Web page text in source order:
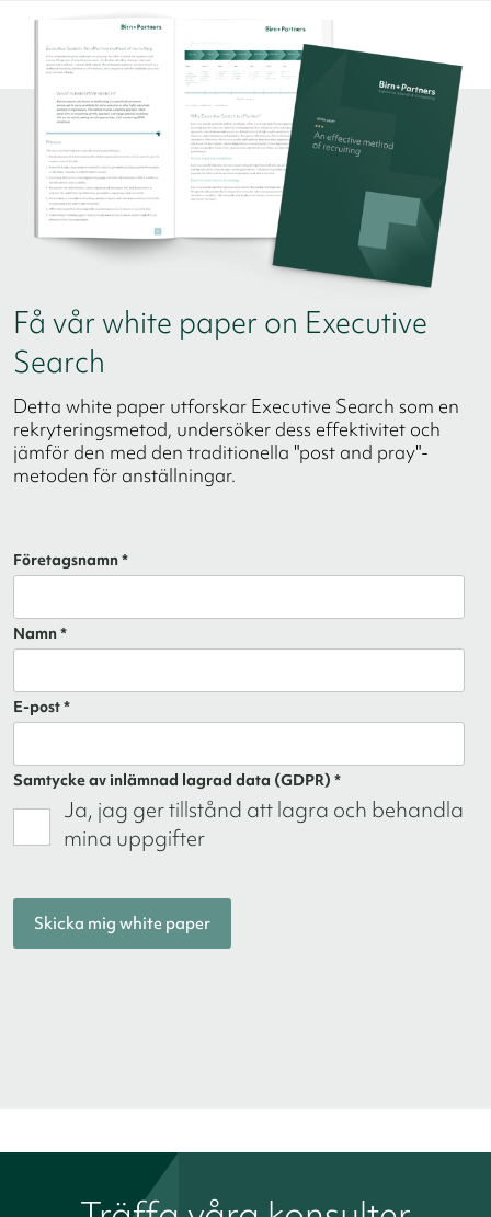
Få vår white paper on Executive
Search
Detta white paper utforskar Executive Search som en
rekryteringsmetod, undersöker dess effektivitet och
jämför den med den traditionella "post and pray"-
metoden för anställningar.
Företagsnamn *
Namn *
E-post *
Samtycke av inlämnad lagrad data (GDPR) *
Ja, jag ger tillstånd att lagra och behandla
mina uppgifter